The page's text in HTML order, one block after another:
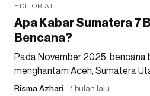
EDITORIAL
Apa Kabar Sumatera 7
Bencana?
Pada November 2025, bencana
menghantam Aceh, Sumatera
Risma Azhari 1 bulan lalu